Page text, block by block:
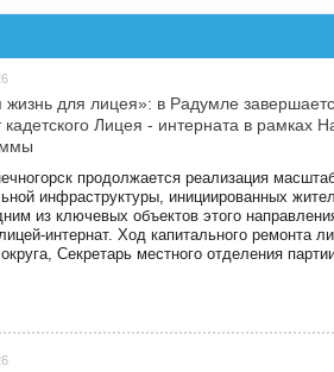
жизнь для лицея»: в Радумле
кадетского Лицея - интерната в рамках
продолжается реализация
инфраструктуры, инициированных
из ключевых объектов этого
интернат. Ход капитального ремонта
Секретарь местного отделения